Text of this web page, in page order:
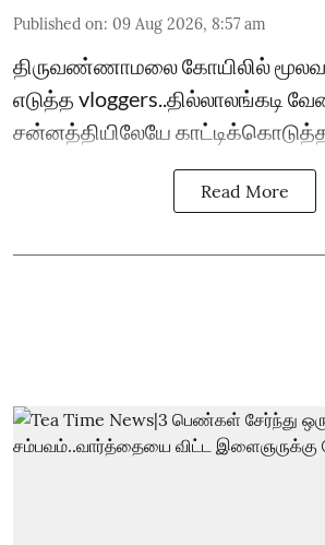
Published on: 09 Aug 2026, 8:57 am
திருவண்ணாமலை கோயிலில்
எடுத்த vloggers..தில்லாலங்கடி
சன்னத்தியிலேயே
Read More